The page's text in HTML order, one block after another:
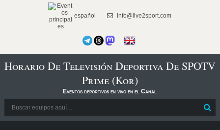
español info@live2sport.com
Horario De Televisión Deportiva De SPOTV
Prime (Kor)
Eventos deportivos en vivo en el Canal